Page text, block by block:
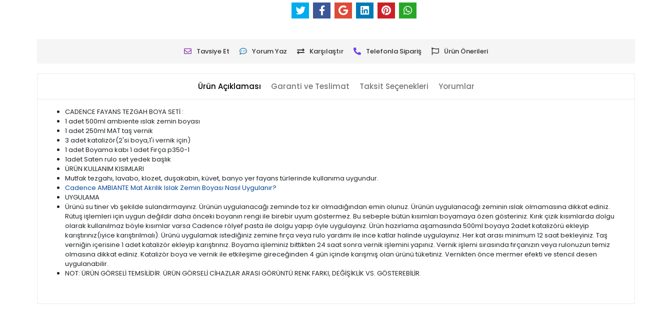
Tavsiye Et Yorum Yaz Karşılaştır Telefonla Sipariş Ürün Önerileri
Ürün Açıklaması Garanti ve Teslimat Taksit Seçenekleri Yorumlar
CADENCE FAYANS TEZGAH BOYA SETİ :
1 adet 500ml ambiente ıslak zemin boyası
1 adet 250ml MAT taş vernik
3 adet katalizör(2'si boya,1'i vernik için)
1 adet Boyama kabı 1 adet Fırça p350-1
1adet Saten rulo set yedek başlık
ÜRÜN KULLANIM KISIMLARI
Mutfak tezgahı, lavabo, klozet, duşakabin, küvet, banyo yer fayans türlerinde kullanıma uygundur.
Cadence AMBIANTE Mat Akrilik Islak Zemin Boyası Nasıl Uygulanır?
UYGULAMA
Ürünü su tiner vb şekilde sulandırmayınız. Ürünün uygulanacağı zeminde toz kir olmadığından emin olunuz. Ürünün uygulanacağı zeminin ıslak olmamasına dikkat ediniz.
Rütuş işlemleri için uygun değildir daha önceki boyanın rengi ile birebir uyum göstermez. Bu sebeple bütün kısımları boyamaya özen gösteriniz. Kırık çizik kısımlarda dolgu
olarak kullanılmaz böyle kısımlar varsa Cadence rölyef pasta ile dolgu yapıp öyle uygulayınız. Ürün hazırlama aşamasında 500ml boyaya 2adet katalizörü ekleyip
karıştırınız(iyice karıştırılmalı). Ürünü uygulamak istediğiniz zemine fırça veya rulo yardımı ile ince katlar halinde uygulayınız. Her kat arası minimum 12 saat bekleyiniz. Taş
verniğin içerisine 1 adet katalizör ekleyip karıştırınız. Boyama işleminiz bittikten 24 saat sonra vernik işlemini yapınız. Vernik işlemi sırasında fırçanızın veya rulonuzun temiz
olmasına dikkat ediniz. Katalizör boya ve vernik ile etkileşime gireceğinden 4 gün içinde karışmış olan ürünü tüketiniz. Vernikten önce mermer efekti ve stencıl desen
uygulanabilir.
NOT: ÜRÜN GÖRSELİ TEMSİLİDİR. ÜRÜN GÖRSELİ CİHAZLAR ARASI GÖRÜNTÜ RENK FARKI, DEĞİŞİKLİK VS. GÖSTEREBİLİR.